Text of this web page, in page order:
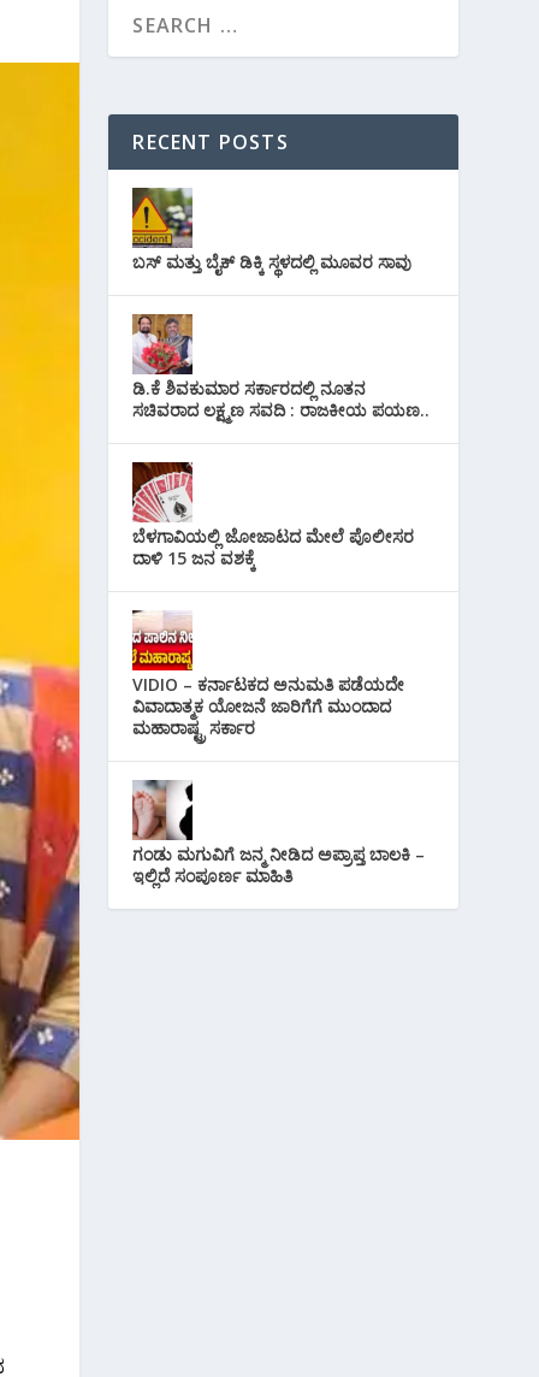
RECENT POSTS
ಬಸ್ ಮತ್ತು ಬೈಕ್ ಡಿಕ್ಕಿ ಸ್ಥಳದಲ್ಲಿ ಮೂವರ ಸಾವು
ಡಿ.ಕೆ ಶಿವಕುಮಾರ ಸರ್ಕಾರದಲ್ಲಿ ನೂತನ
ಸಚಿವರಾದ ಲಕ್ಷ್ಮಣ ಸವದಿ : ರಾಜಕೀಯ ಪಯಣ..
ಬೆಳಗಾವಿಯಲ್ಲಿ ಜೋಜಾಟದ ಮೇಲೆ ಪೊಲೀಸರ
ದಾಳಿ 15 ಜನ ವಶಕ್ಕೆ
VIDIO – ಕರ್ನಾಟಕದ ಅನುಮತಿ ಪಡೆಯದೇ
ವಿವಾದಾತ್ಮಕ ಯೋಜನೆ ಜಾರಿಗೆಗೆ ಮುಂದಾದ
ಮಹಾರಾಷ್ಟ್ರ ಸರ್ಕಾರ
ಗಂಡು ಮಗುವಿಗೆ ಜನ್ಮ ನೀಡಿದ ಅಪ್ರಾಪ್ತ ಬಾಲಕಿ –
ಇಲ್ಲಿದೆ ಸಂಪೂರ್ಣ ಮಾಹಿತಿ